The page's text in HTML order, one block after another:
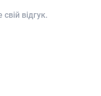
відгук.